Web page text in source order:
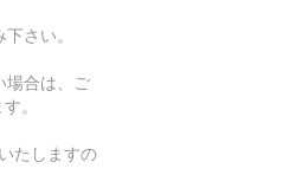
さい。
場合は、ご
。
たしますの